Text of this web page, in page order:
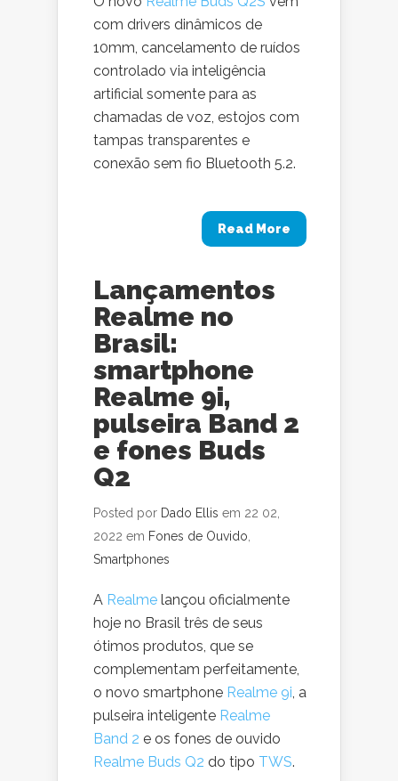
com drivers dinâmicos de
10mm, cancelamento de ruídos
controlado via inteligência
artificial somente para as
chamadas de voz, estojos com
tampas transparentes e
conexão sem fio Bluetooth 5.2.
Read More
Lançamentos
Realme no
Brasil:
smartphone
Realme 9i,
pulseira Band 2
e fones Buds
Q2
Posted por Dado Ellis em 22 02,
2022 em Fones de Ouvido
Smartphones
A Realme lançou oficialmente
hoje no Brasil três de seus
ótimos produtos, que se
complementam perfeitamente,
o novo smartphone Realme 9i, a
pulseira inteligente Realme
Band 2 e os fones de ouvido
Realme Buds Q2 do tipo TWS.